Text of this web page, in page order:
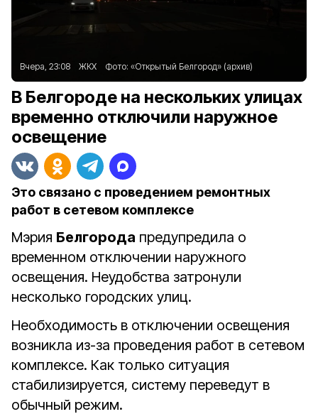
Вчера, 23:08 ЖКХ Фото: «Открытый Белгород» (архив)
В Белгороде на нескольких улицах
временно отключили наружное
освещение
Это связано с проведением ремонтных
работ в сетевом комплексе
Мэрия Белгорода предупредила о
временном отключении наружного
освещения. Неудобства затронули
несколько городских улиц.
Необходимость в отключении освещения
возникла из-за проведения работ в сетевом
комплексе. Как только ситуация
стабилизируется, систему переведут в
обычный режим.